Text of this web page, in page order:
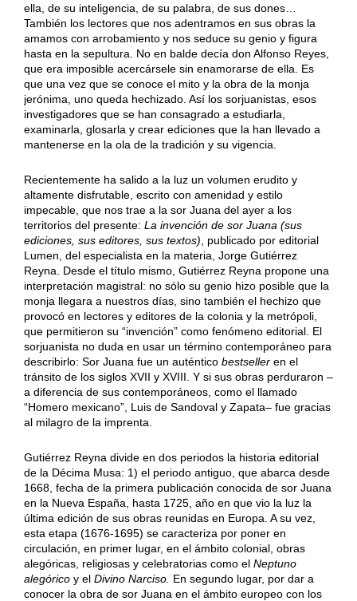
ella, de su inteligencia, de su palabra, de sus dones…
También los lectores que nos adentramos en sus obras la
amamos con arrobamiento y nos seduce su genio y figura
hasta en la sepultura. No en balde decía don Alfonso Reyes,
que era imposible acercársele sin enamorarse de ella. Es
que una vez que se conoce el mito y la obra de la monja
jerónima, uno queda hechizado. Así los sorjuanistas, esos
investigadores que se han consagrado a estudiarla,
examinarla, glosarla y crear ediciones que la han llevado a
mantenerse en la ola de la tradición y su vigencia.
Recientemente ha salido a la luz un volumen erudito y
altamente disfrutable, escrito con amenidad y estilo
impecable, que nos trae a la sor Juana del ayer a los
territorios del presente: La invención de sor Juana (sus
ediciones, sus editores, sus textos) , publicado por editorial
Lumen, del especialista en la materia, Jorge Gutiérrez
Reyna. Desde el título mismo, Gutiérrez Reyna propone una
interpretación magistral: no sólo su genio hizo posible que la
monja llegara a nuestros días, sino también el hechizo que
provocó en lectores y editores de la colonia y la metrópoli,
que permitieron su “invención” como fenómeno editorial. El
sorjuanista no duda en usar un término contemporáneo para
describirlo: Sor Juana fue un auténtico bestselleren el
tránsito de los siglos XVII y XVIII. Y si sus obras perduraron –
a diferencia de sus contemporáneos, como el llamado
“Homero mexicano”, Luis de Sandoval y Zapata– fue gracias
al milagro de la imprenta.
Gutiérrez Reyna divide en dos periodos la historia editorial
de la Décima Musa: 1) el periodo antiguo, que abarca desde
1668, fecha de la primera publicación conocida de sor Juana
en la Nueva España, hasta 1725, año en que vio la luz la
última edición de sus obras reunidas en Europa. A su vez,
esta etapa (1676-1695) se caracteriza por poner en
circulación, en primer lugar, en el ámbito colonial, obras
alegóricas, religiosas y celebratorias como el Neptuno
alegóricoy el Divino Narciso. En segundo lugar, por dar a
conocer la obra de sor Juana en el ámbito europeo con los